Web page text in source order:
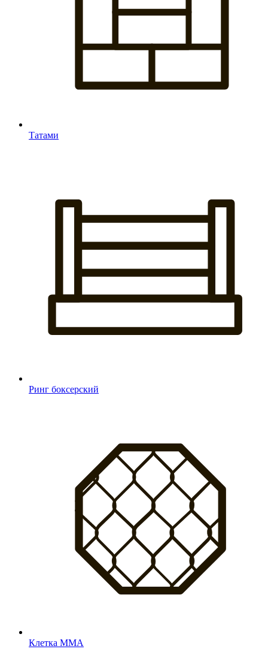
Татами
Ринг боксерский
Клетка MMA